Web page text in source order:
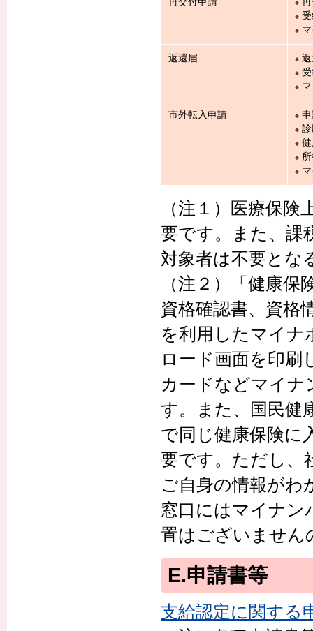
返還届
市外転入申請
（注１）医療保
要です。また、課
対象者は不要とな
（注２）「健康
資格確認書、資格
を利用したマイナ
ロード画面を印刷
カードなどマイ
す。また、国民健
で同じ健康保険に
要です。ただし、
ご自身の情報がわ
窓口にはマイナン
置はございません
E.申請書等
支給認定に関する